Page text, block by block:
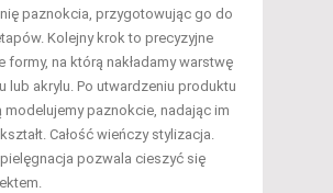
paznokcia, przygotowując go do
Kolejny krok to precyzyjne
formy, na którą nakładamy warstwę
lub akrylu. Po utwardzeniu produktu
modelujemy paznokcie, nadając im
Całość wieńczy stylizacja.
pozwala cieszyć się